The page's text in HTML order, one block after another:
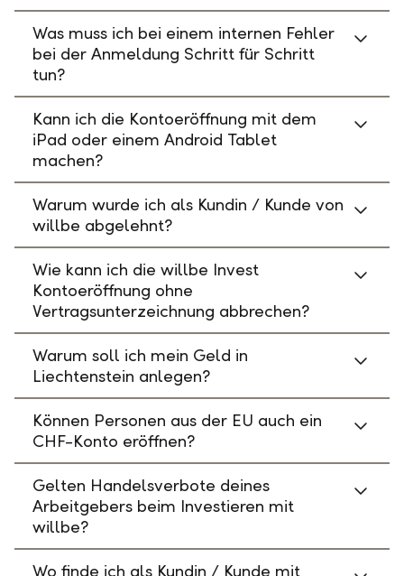
Was muss ich bei einem internen Fehler
bei der Anmeldung Schritt für Schritt
tun?
Kann ich die Kontoeröffnung mit dem
iPad oder einem Android Tablet
machen?
Warum wurde ich als Kundin / Kunde von
willbe abgelehnt?
Wie kann ich die willbe Invest
Kontoeröffnung ohne
Vertragsunterzeichnung abbrechen?
Warum soll ich mein Geld in
Liechtenstein anlegen?
Können Personen aus der EU auch ein
CHF-Konto eröffnen?
Gelten Handelsverbote deines
Arbeitgebers beim Investieren mit
willbe?
Wo finde ich als Kundin / Kunde mit